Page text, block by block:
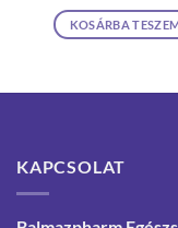
KOSÁRBA
KAPCSOLAT